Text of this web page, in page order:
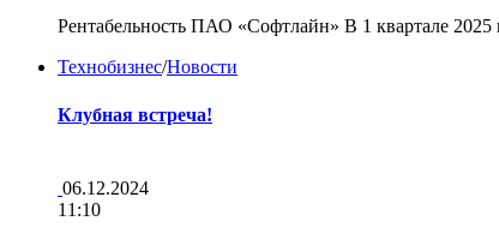
Рентабельность ПАО «Софтлайн» В 1 квартале 2025
Технобизнес/Новости
Клубная встреча!
06.12.2024
11:10